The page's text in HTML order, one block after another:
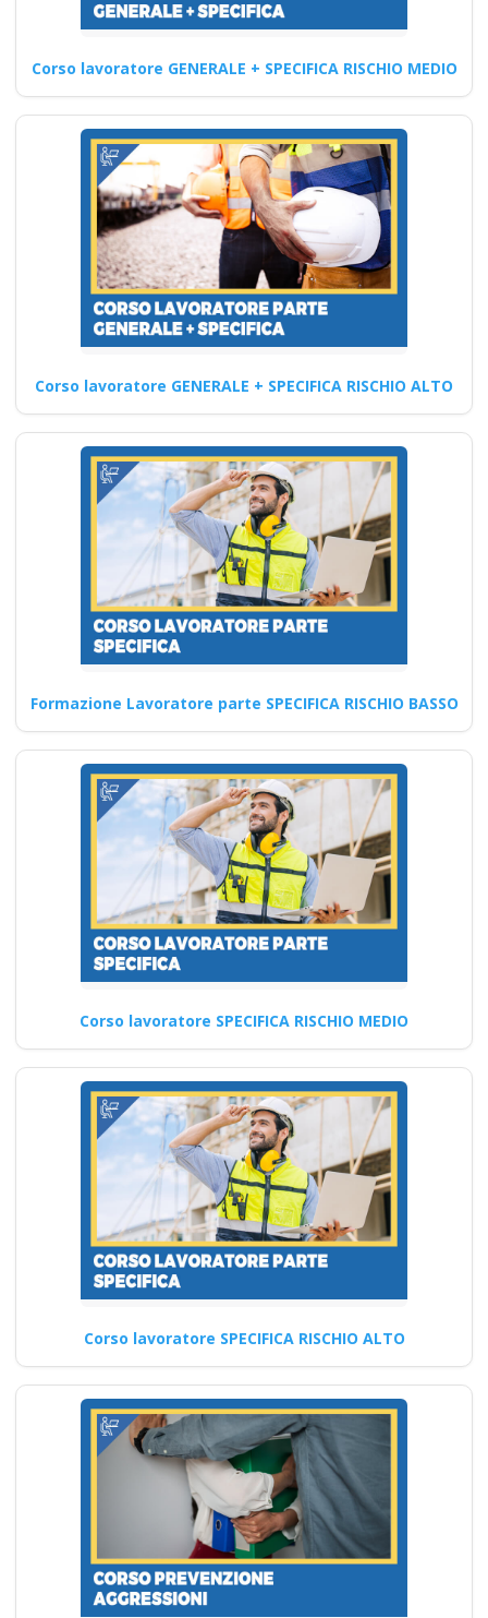
sul Lavoro:
Completa per i
Lavoratori
Approfondimenti sul Corso di
Formazione RSPP sul Medio
Rischio: Obiettivi e finalità…
Continua
Corso Datore di
Lavoro Modulo
Aggiuntivo Cantieri
Edili 6 ore La
formazione dei
neoassunti sulla
sicurezza: cosa non
può mancare
Corsi di sicurezza sul lavoro:
iniziativa autonoma per un
Continua
Procedure di
Sicurezza e Controllo
dei Rischi corso
formatore rspp
datore lavoratori
rischio basso medio
alto
Corsi di coaching e mentoring
per la sicurezza sul lavoro:
opportunità formative…
Continua
Corso lavoratore GENERALE + SPECIFICA RISCHIO MEDIO
Corso lavoratore GENERALE + SPECIFICA RISCHIO ALTO
Formazione Lavoratore parte SPECIFICA RISCHIO BASSO
Corso lavoratore SPECIFICA RISCHIO MEDIO
Corso lavoratore SPECIFICA RISCHIO ALTO